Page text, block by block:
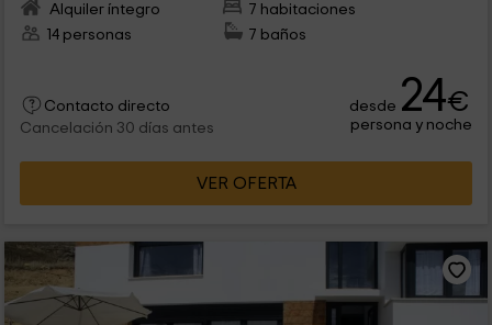
Alquiler íntegro
7 habitaciones
14 personas
7 baños
Contacto directo
Cancelación 30 días antes
desde 24€
persona y noche
VER OFERTA